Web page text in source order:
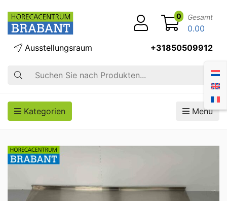
Suche
Ausstellungsraum +31850509912
0 Gesamt
0.00
Kategorien Menü